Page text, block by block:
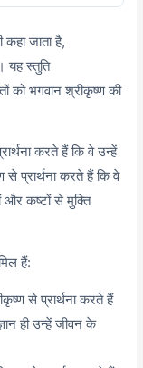
कहा जाता है,
यह स्तुति
को भगवान श्रीकृष्ण की
करते हैं कि वे उन्हें
से प्रार्थना करते हैं कि वे
और कष्टों से मुक्ति
हैं:
से प्रार्थना करते हैं
ही उन्हें जीवन के